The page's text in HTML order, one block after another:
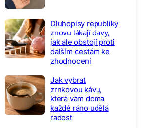
Dluhopisy republiky
znovu lákají davy,
jak ale obstojí proti
dalším cestám ke
zhodnocení
Jak vybrat
zrnkovou kávu,
která vám doma
každé ráno udělá
radost